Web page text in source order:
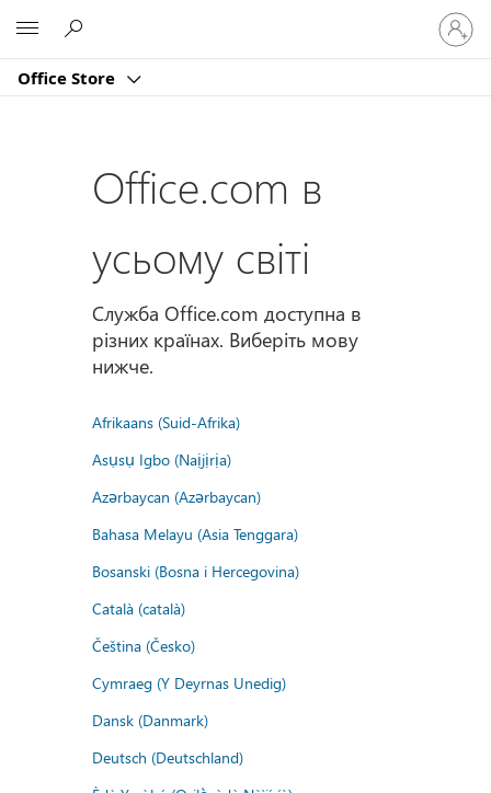
Office Store
свій
запис
Office.com в
усьому світі
Служба Office.com доступна в
різних країнах. Виберіть мову
нижче.
Afrikaans (Suid-Afrika)
Asụsụ Igbo (Naịjịrịa)
Azərbaycan (Azərbaycan)
Bahasa Melayu (Asia Tenggara)
Bosanski (Bosna i Hercegovina)
Català (català)
Čeština (Česko)
Cymraeg (Y Deyrnas Unedig)
Dansk (Danmark)
Deutsch (Deutschland)